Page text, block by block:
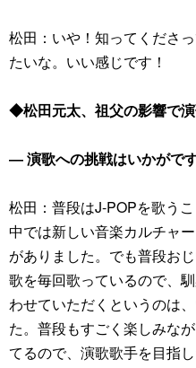
松田：いや！知ってくださ
たいな。いい感じです！
◆松田元太、祖父の影響で
― 演歌への挑戦はいかがで
松田：普段はJ-POPを歌う
中では新しい音楽カルチャ
がありました。でも普段お
歌を毎回歌っているので、
わせていただくというのは
た。普段もすごく楽しみな
てるので、演歌歌手を目指し